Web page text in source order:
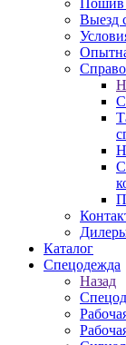
Пошив
Выезд
Каталог
Спецодежда
Назад